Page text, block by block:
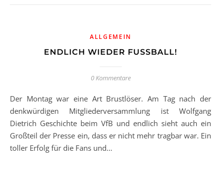
ALLGEMEIN
ENDLICH WIEDER FUSSBALL!
0 Kommentare
Der Montag war eine Art Brustlöser. Am Tag nach der
denkwürdigen Mitgliederversammlung ist Wolfgang
Dietrich Geschichte beim VfB und endlich sieht auch ein
Großteil der Presse ein, dass er nicht mehr tragbar war. Ein
toller Erfolg für die Fans und…